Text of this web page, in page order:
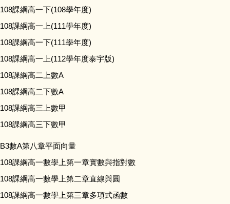
108課綱高一下(108學年度)
108課綱高一上(111學年度)
108課綱高一下(111學年度)
108課綱高一上(112學年度泰宇版)
108課綱高二上數A
108課綱高二下數A
108課綱高三上數甲
108課綱高三下數甲
B3數A第八章平面向量
108課綱高一數學上第一章實數與指對數
108課綱高一數學上第二章直線與圓
108課綱高一數學上第三章多項式函數